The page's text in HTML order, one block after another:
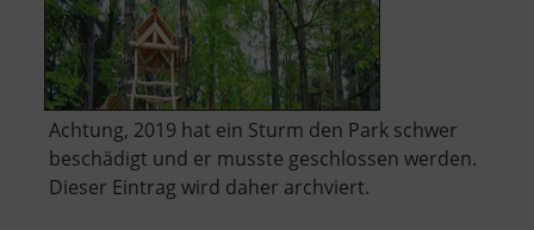
Achtung, 2019 hat ein Sturm den Park schwer
beschädigt und er musste geschlossen werden.
Dieser Eintrag wird daher archviert.